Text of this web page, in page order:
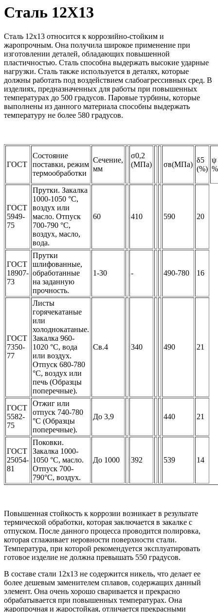
Сталь 12Х13
Сталь 12х13 относится к коррозийно-стойким и
жаропрочным. Она получила широкое применение при
изготовлении деталей, обладающих повышенной
пластичностью. Сталь способна выдержать высокие ударные
нагрузки. Сталь также используется в деталях, которые
должны работать под воздействием слабоагрессивных сред. В
изделиях, предназначенных для работы при повышенных
температурах до 500 градусов. Паровые турбины, которые
выполнены из данного материала способны выдержать
температуру не более 580 градусов.
ГОСТ
Состояние
поставки, режим
термообработки
Сечение,
мм
σ0,2
(МПа)
σв(МПа)
δ5
(%)
ψ
%
ГОСТ
5949-
75
Прутки. Закалка
1000-1050 °С,
воздух или
масло. Отпуск
700-790 °С,
воздух, масло,
вода.
60 410 590 20
ГОСТ
18907-
73
Прутки
шлифованные,
обработанные
на заданную
прочность.
1-30 - 490-780 16
ГОСТ
7350-
77
Листы
горячекатаные
или
холоднокатаные.
Закалка 960-
1020 °С, вода
или воздух.
Отпуск 680-780
°С, воздух или
печь (Образцы
поперечные).
Св.4 340 490 21
ГОСТ
5582-
75
Отжиг или
отпуск 740-780
°С (Образцы
поперечные).
До 3,9 440 21
ГОСТ
25054-
81
Поковки.
Закалка 1000-
1050 °С, масло.
Отпуск 700-
790°С, воздух.
До 1000 392 539 14
Повышенная стойкость к коррозии возникает в результате
термической обработки, которая заключается в закалке с
отпуском. После данного процесса проводится полировка,
которая сглаживает неровности поверхности стали.
Температура, при которой рекомендуется эксплуатировать
готовое изделие не должна превышать 550 градусов.
В составе стали 12х13 не содержится никель, что делает ее
более дешевым заменителем сплавов, содержащих данный
элемент. Она очень хорошо сваривается и прекрасно
обрабатывается при повышенных температурах. Она
жаропрочная и жаростойкая, отличается прекрасными